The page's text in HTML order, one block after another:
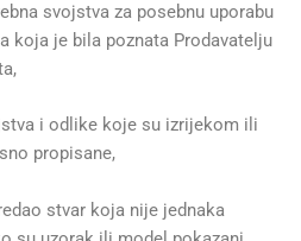
svojstva za posebnu uporabu
koja je bila poznata Prodavatelju
i odlike koje su izrijekom ili
propisane,
stvar koja nije jednaka